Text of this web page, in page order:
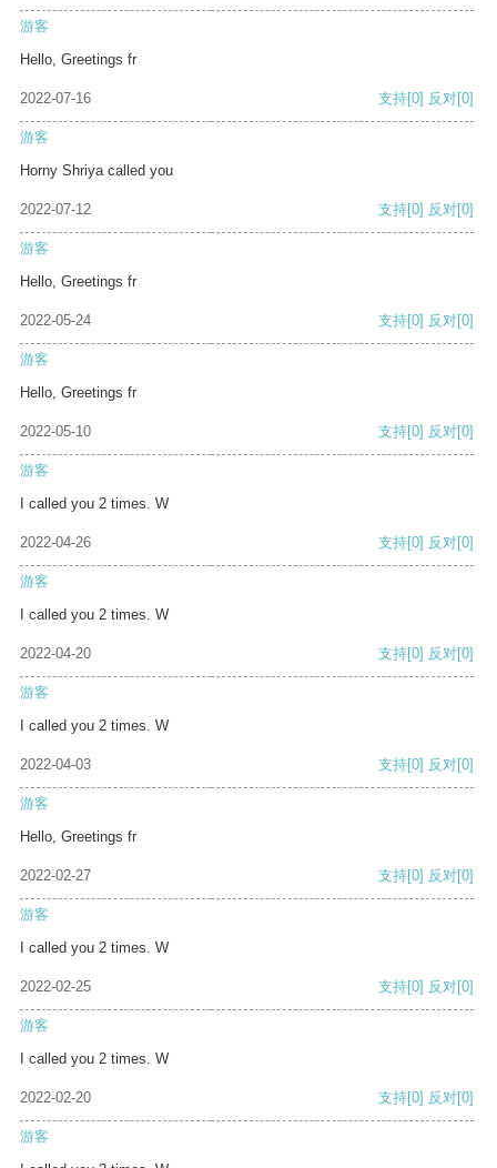
游客
Hello, Greetings fr
2022-07-16 支持[0] 反对[0]
游客
Horny Shriya called you
2022-07-12 支持[0] 反对[0]
游客
Hello, Greetings fr
2022-05-24 支持[0] 反对[0]
游客
Hello, Greetings fr
2022-05-10 支持[0] 反对[0]
游客
I called you 2 times. W
2022-04-26 支持[0] 反对[0]
游客
I called you 2 times. W
2022-04-20 支持[0] 反对[0]
游客
I called you 2 times. W
2022-04-03 支持[0] 反对[0]
游客
Hello, Greetings fr
2022-02-27 支持[0] 反对[0]
游客
I called you 2 times. W
2022-02-25 支持[0] 反对[0]
游客
I called you 2 times. W
2022-02-20 支持[0] 反对[0]
游客